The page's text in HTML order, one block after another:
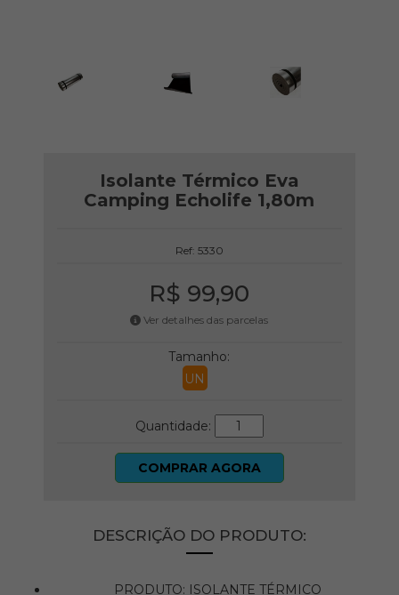
Isolante Térmico Eva
Camping Echolife 1,80m
Ref: 5330
R$ 99,90
Ver detalhes das parcelas
Tamanho:
UN
Quantidade:
COMPRAR AGORA
DESCRIÇÃO DO PRODUTO:
PRODUTO: ISOLANTE TÉRMICO